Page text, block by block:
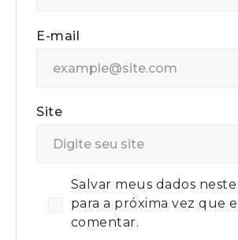
E-mail
Site
Salvar meus dados
para a próxima vez que
comentar.